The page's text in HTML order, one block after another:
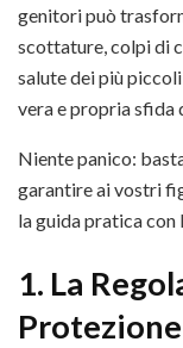
genitori può
scottature, colpi di
salute dei più
vera e propria sfida
Niente panico:
garantire ai vostri
la guida pratica con
1. La